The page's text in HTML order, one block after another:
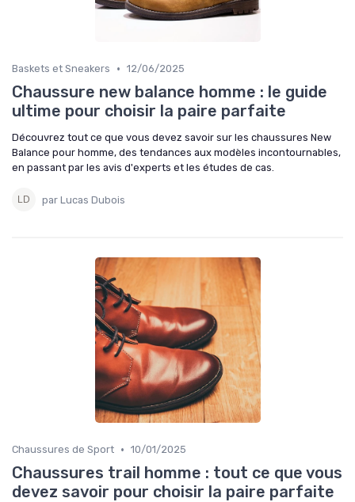
Baskets et Sneakers • 12/06/2025
Chaussure new balance homme : le guide
ultime pour choisir la paire parfaite
Découvrez tout ce que vous devez savoir sur les chaussures New
Balance pour homme, des tendances aux modèles incontournables,
en passant par les avis d'experts et les études de cas.
par Lucas Dubois
Chaussures de Sport • 10/01/2025
Chaussures trail homme : tout ce que vous
devez savoir pour choisir la paire parfaite